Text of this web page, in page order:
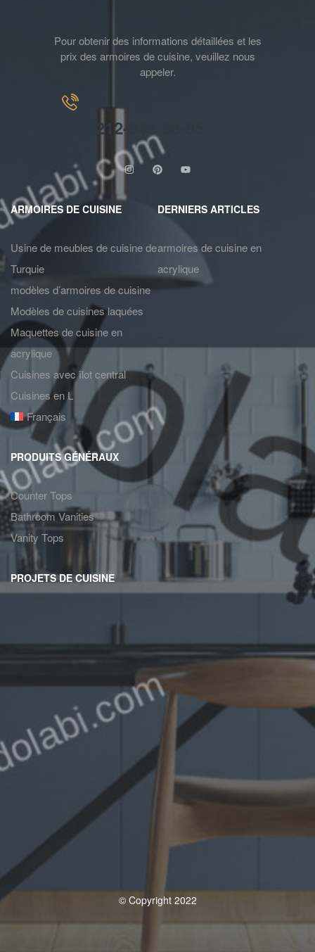
Pour obtenir des informations détaillées et les
prix des armoires de cuisine, veuillez nous
appeler.
+90-212-934-38-85
ARMOIRES DE CUISINE
Usine de meubles de cuisine de
Turquie
modèles d’armoires de cuisine
Modèles de cuisines laquées
Maquettes de cuisine en
acrylique
Cuisines avec îlot central
Cuisines en L
Français
DERNIERS ARTICLES
armoires de cuisine en
acrylique
PRODUITS GÉNÉRAUX
Counter Tops
Bathroom Vanities
Vanity Tops
PROJETS DE CUISINE
© Copyright 2022